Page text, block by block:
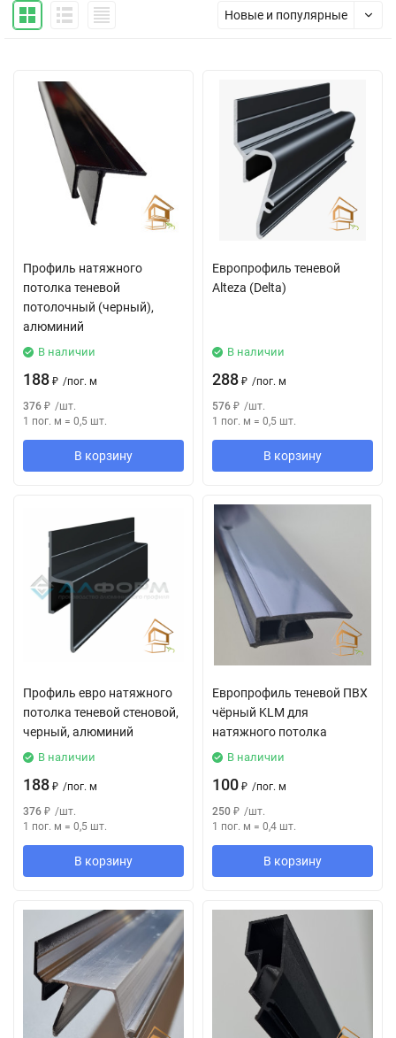
Новые и популярные
Профиль натяжного
потолка теневой
потолочный (черный),
алюминий
В наличии
188 ₽ /пог. м
376 ₽ /шт.
1 пог. м = 0,5 шт.
В корзину
Европрофиль теневой
Alteza (Delta)
В наличии
288 ₽ /пог. м
576 ₽ /шт.
1 пог. м = 0,5 шт.
В корзину
Профиль евро натяжного
потолка теневой стеновой,
черный, алюминий
В наличии
188 ₽ /пог. м
376 ₽ /шт.
1 пог. м = 0,5 шт.
В корзину
Европрофиль теневой ПВХ
чёрный KLM для
натяжного потолка
В наличии
100 ₽ /пог. м
250 ₽ /шт.
1 пог. м = 0,4 шт.
В корзину